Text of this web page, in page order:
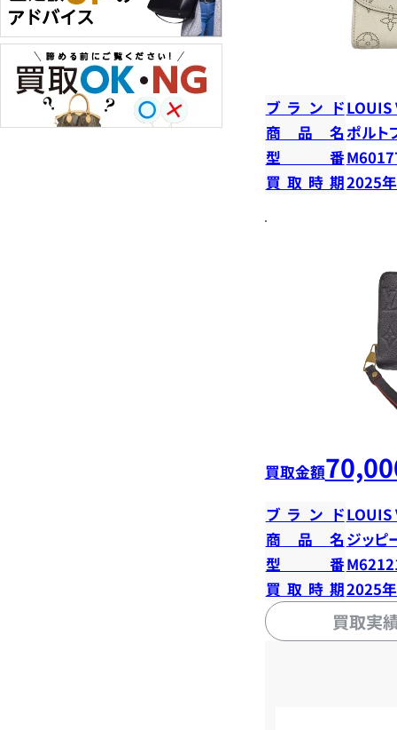
ブランドLOUIS
商品名ポルト
型番
買取時期2025
買取金額
ブランドLOUIS
商品名 ジッピ
型番
買取時期2025
買取実